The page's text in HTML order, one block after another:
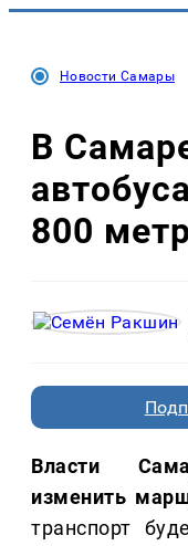
Новости Самары
В
800
Власти
изменить
транспорт